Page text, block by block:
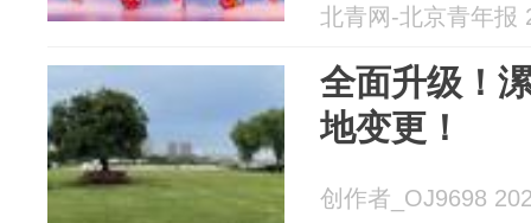
北青网-北京青年报
全面升级！
地变更！
创作者_OJ9698